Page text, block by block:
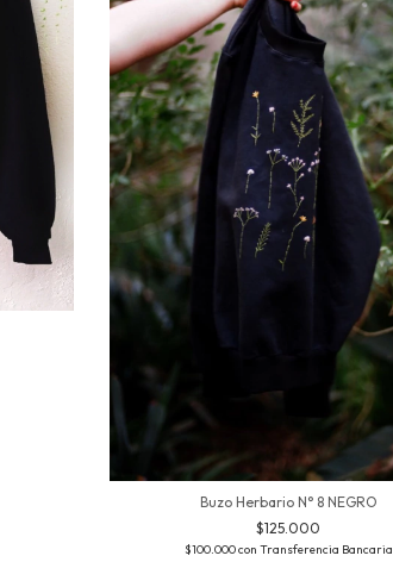
Buzo Herbario N° 8 NEGRO
$125.000
$100.000con Transferencia Bancaria